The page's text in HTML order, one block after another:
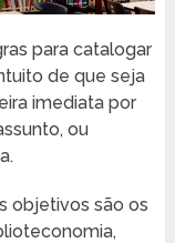
para catalogar
de que seja
imediata por
ou
objetivos são os